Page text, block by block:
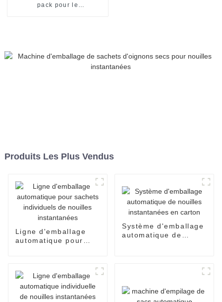
pack pour le
Produits Les Plus Vendus
Ligne d'emballage
automatique pour
Système d'emballage
automatique de